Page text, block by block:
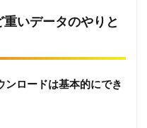
いデータのやりと
ンロードは基本的にでき